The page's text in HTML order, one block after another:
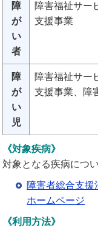
障
が
い
者
障害福祉サー
支援事業
障
が
い
児
障害福祉サー
支援事業、障
《対象疾病》
対象となる疾病につ
障害者総合支
ホームページ
《利用方法》